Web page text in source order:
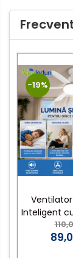
Trepied
Ventilator
Lanterne
Accesorii
Conetica si
Masina de
Produse grele
Promotii
-19%
Inteligent
și